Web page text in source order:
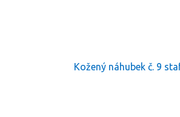
Kožený náhubek č. 9